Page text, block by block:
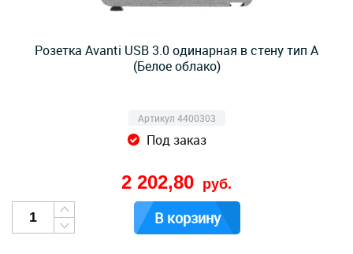
Розетка Avanti USB 3.0 одинарная в стену тип А
(Белое облако)
Артикул 4400303
Под заказ
2 202,80 руб.
В корзину